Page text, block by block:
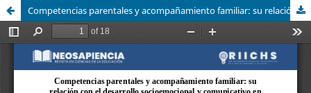
Competencias parentales y acompañamiento familiar: su relación con el desarrollo socioemocional y comunicativo en la primera infancia